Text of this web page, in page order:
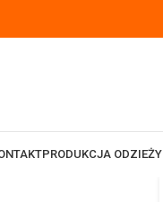
PRODUKCJA ODZIEŻY